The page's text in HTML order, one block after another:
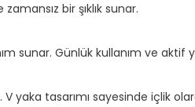
bir şıklık sunar.
sunar. Günlük kullanım ve aktif
yaka tasarımı sayesinde içlik